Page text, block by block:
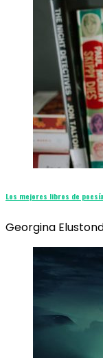
Los mejores libros de
Georgina